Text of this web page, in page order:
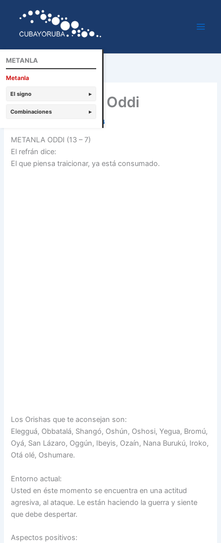
contenido
Metanla tonti Oddi
febrero 5, 2014
METANLA ODDI (13 – 7)
El refrán dice:
El que piensa traicionar, ya está consumado.
Los Orishas que te aconsejan son:
Elegguá, Obbatalá, Shangó, Oshún, Oshosi, Yegua, Bromú,
Oyá, San Lázaro, Oggún, Ibeyis, Ozaín, Nana Burukú, Iroko,
Otá olé, Oshumare.
Entorno actual:
Usted en éste momento se encuentra en una actitud
agresiva, al ataque. Le están haciendo la guerra y siente
que debe despertar.
Aspectos positivos:
METANLA
Metanla
El signo ▸
Combinaciones ▸